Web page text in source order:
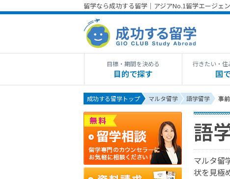
留学なら成功する留学｜アジアNo.1留学エージェ
目標・期間を決める
目的で探す
行きたい・
国
成功する留学トップ マルタ留学 語学留学 事
語
マルタ留
状を見極